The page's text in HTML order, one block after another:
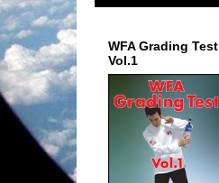
WFA Grading Test
Vol.1